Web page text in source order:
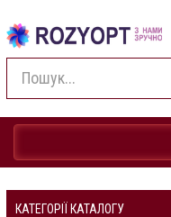
КАТЕГОРІЇ КАТАЛОГУ